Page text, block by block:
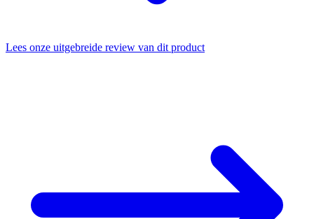
Lees onze uitgebreide review van dit product